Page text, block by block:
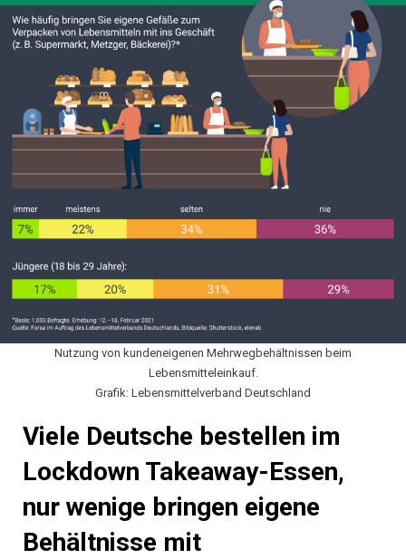
Nutzung von kundeneigenen Mehrwegbehältnissen beim
Lebensmitteleinkauf.
Grafik: Lebensmittelverband Deutschland
Viele Deutsche bestellen im
Lockdown Takeaway-Essen,
nur wenige bringen eigene
Behältnisse mit